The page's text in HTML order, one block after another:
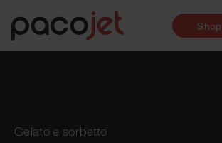
Shop
Gelato e sorbetto